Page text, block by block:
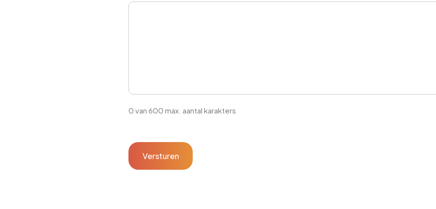
0 van 600 max. aantal karakters